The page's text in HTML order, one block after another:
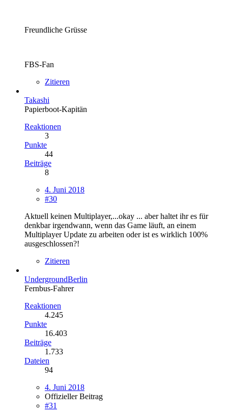
Freundliche Grüsse
FBS-Fan
Zitieren
Takashi
Papierboot-Kapitän
Reaktionen
3
Punkte
44
Beiträge
8
4. Juni 2018
#30
Aktuell keinen Multiplayer,...okay ... aber haltet ihr es für
denkbar irgendwann, wenn das Game läuft, an einem
Multiplayer Update zu arbeiten oder ist es wirklich 100%
ausgeschlossen?!
Zitieren
UndergroundBerlin
Fernbus-Fahrer
Reaktionen
4.245
Punkte
16.403
Beiträge
1.733
Dateien
94
4. Juni 2018
Offizieller Beitrag
#31